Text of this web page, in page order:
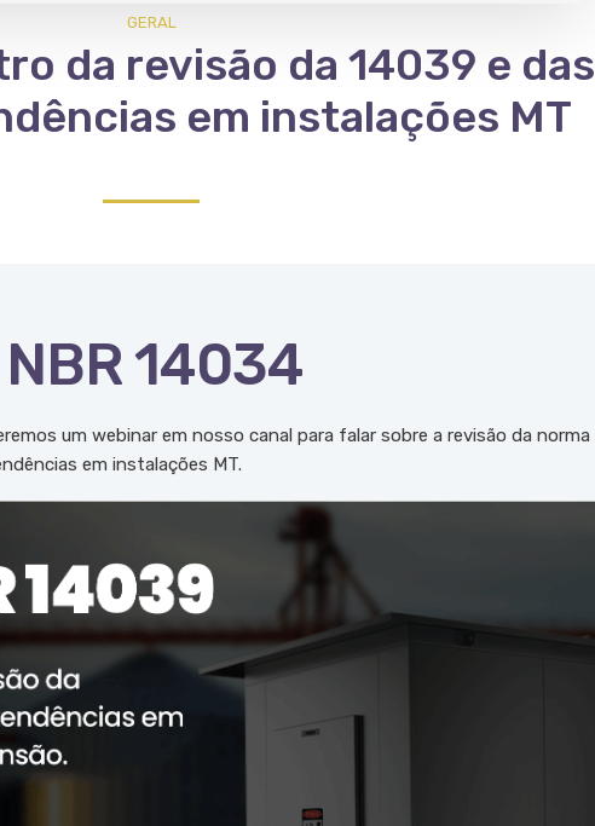
GERAL
da revisão da 14039 e das
em instalações MT
14034
um webinar em nosso canal para falar sobre a revisão da norma
em instalações MT.